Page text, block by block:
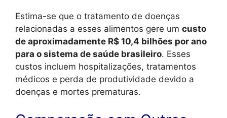
Estima-se que o tratamento de doenças
relacionadas a esses alimentos gere um custo
de aproximadamente R$ 10,4 bilhões por ano
para o sistema de saúde brasileiro. Esses
custos incluem hospitalizações, tratamentos
médicos e perda de produtividade devido a
doenças e mortes prematuras.